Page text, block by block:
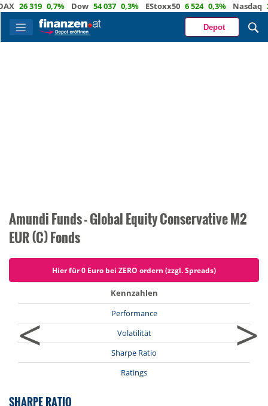
26 319 0,7% Dow 54 037 0,3% EStoxx50 6 524 0,3% Nasdaq
Depot
Amundi Funds - Global Equity Conservative M2
EUR (C) Fonds
Hier für 0 Euro bei ZERO ordern (zzgl. Spreads)
<
Kennzahlen
Performance
Volatilität
Sharpe Ratio
Ratings
>
SHARPE RATIO